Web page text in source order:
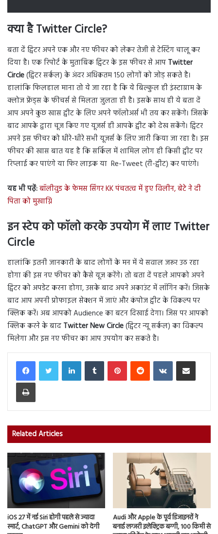
क्या है Twitter Circle?
बता दें ट्विटर अपने एक और नए फीचर को लेकर तेजी से टेस्टिंग चालू कर
दिया है। एक रिपोर्ट के मुताबिक ट्विटर के इस फीचर से आप Twitter
Circle(ट्विटर सर्कल) के अंदर अधिकतम 150 लोगों को जोड़ सकते है।
हालांकि फिलहाल माना तो ये जा रहा है कि ये बिल्कुल ही इंस्टाग्राम के
क्लोज फ्रेंड्स के फीचर्स से मिलता जुलता ही है। इसके साथ ही ये बता दें
आप अपने कुछ खास ट्वीट के लिए अपने फॉलोअर्स भी तय कर सकेंगे। जिसके
बाद आपके द्वारा चूज किए गए यूजर्स ही आपके ट्वीट को देख सकेंगे। ट्विटर
अपने इस फीचर को धीरे-धीरे सभी यूजर्स के लिए जारी किया जा रहा है। इस
फीचर की खास बात यह है कि सर्किल में शामिल लोग ही किसी ट्वीट पर
रिप्लाई कर पाएंगे या फिर लाइक या Re-Tweet (री-ट्वीट) कर पाएंगे।
यह भी पढ़ें:बॉलीवुड के फेमस सिंगर KK पंचतत्व में हुए विलीन, बेटे ने दी
पिता को मुखाग्नि
इन स्टेप को फॉलो करके उपयोग में लाए Twitter
Circle
हालांकि इतनी जानकारी के बाद लोगों के मन में ये सवाल जरूर उठ रहा
होगा की इस नए फीचर को कैसे यूज करेंगे। तो बता दें पहले आपको अपने
ट्विटर को अपडेट करना होगा, उसके बाद अपने अकाउंट में लॉगिन करें। जिसके
बाद आप अपनी प्रोफाइल सेक्शन में जाएं और कंपोज ट्वीट के विकल्प पर
क्लिक करें। अब आपको Audience का बटन दिखाई देगा। जिस पर आपको
क्लिक करने के बाद Twitter New Circle(ट्विटर न्यू सर्कल) का विकल्प
मिलेगा और इस नए फीचर का आप उपयोग कर सकते है।
LinkedInTumblr PinterestReddit VKontakteShare via Email
Print
Related Articles
iOS 27 में नई Siri होगी पहले से ज्यादा
स्मार्ट, ChatGPT और Gemini को देगी
Audi और Apple के पूर्व डिजाइनरों ने
बनाई लग्जरी इलेक्ट्रिक बग्गी, 100 किमी से